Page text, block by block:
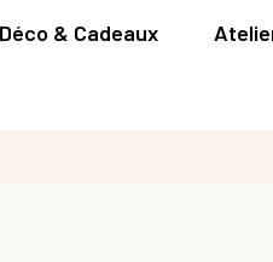
Déco & Cadeaux